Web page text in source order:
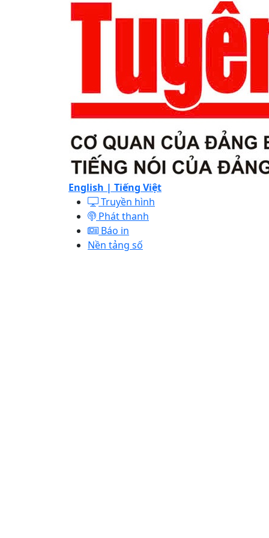
English | Tiếng Việt
Truyền hình
Phát thanh
Báo in
Nền tảng số